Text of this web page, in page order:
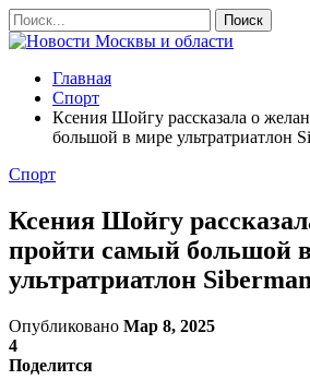
Главная
Спорт
Ксения Шойгу рассказала о
большой в мире ультратриатлон
Спорт
Ксения Шойгу
пройти самый большой
ультратриатлон Siberman
Опубликовано Мар 8, 2025
4
Поделится